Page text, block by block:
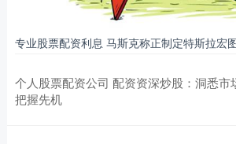
专业股票配资利息 马斯克称正制定特斯拉宏
个人股票配资公司 配资资深炒股：洞悉市
把握先机